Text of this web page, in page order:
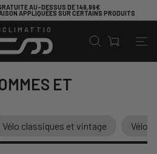
AU-DESSUS DE 149,99€
APPLIQUÉES SUR CERTAINS PRODUITS
ET
Vélo classiques et vintage Vélo